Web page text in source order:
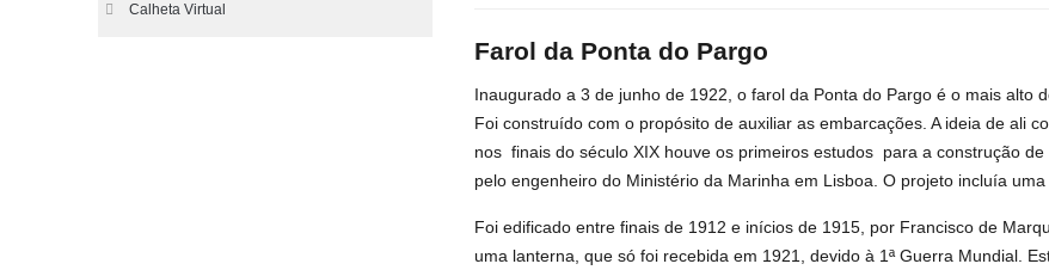
Farol da Ponta do Pargo
Inaugurado a 3 de junho de 1922, o farol da Ponta do Pargo é o mais alto
Foi construído com o propósito de auxiliar as embarcações. A ideia de ali
nos finais do século XIX houve os primeiros estudos para a construção
pelo engenheiro do Ministério da Marinha em Lisboa. O projeto incluía
Foi edificado entre finais de 1912 e inícios de 1915, por Francisco de
uma lanterna, que só foi recebida em 1921, devido à 1ª Guerra Mundial.
Calheta Virtual